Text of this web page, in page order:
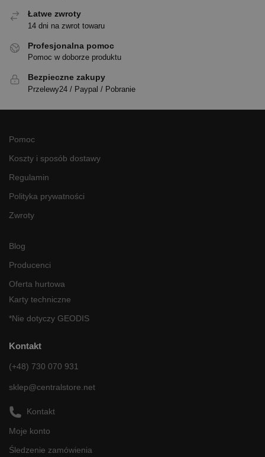
Łatwe zwroty
14 dni na zwrot towaru
Profesjonalna pomoc
Pomoc w doborze produktu
Bezpieczne zakupy
Przelewy24 / Paypal / Pobranie
Pomoc
Koszty i sposób dostawy
Regulamin
Polityka prywatności
Zwroty
Blog
Producenci
Oferta hurtowa
Karty techniczne
*Nie dotyczy GEODIS
Kontakt
(+48) 730 070 931
sklep@centralstore.net
Kontakt
Moje konto
Śledzenie zamówienia